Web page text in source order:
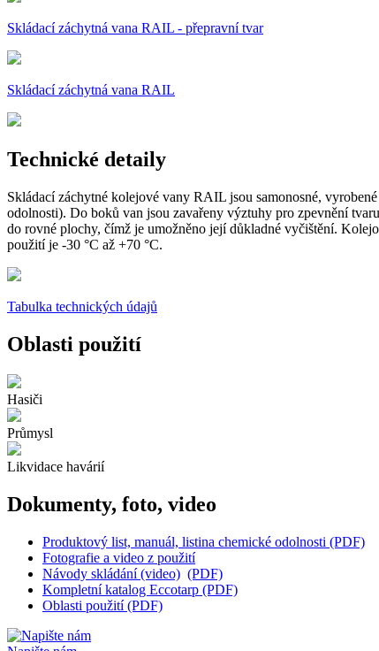
Skládací záchytná vana RAIL - přepravní tvar
Skládací záchytná vana RAIL
Technické detaily
Skládací záchytné kolejové vany RAIL jsou samonosné,
odolnosti). Do boků van jsou zavařeny výztuhy pro zpevnění
do rovné plochy, čímž je umožněno její důkladné vyčištění.
použití je -30 °C až +70 °C.
Tabulka technických údajů
Oblasti použití
Hasiči
Průmysl
Likvidace havárií
Dokumenty, foto, video
Produktový list, manuál, listina chemické odolnosti (PDF)
Fotografie a video z použití
Návody skládání (video) (PDF)
Kompletní katalog Eccotarp (PDF)
Oblasti použití (PDF)